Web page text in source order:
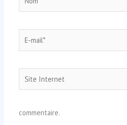
mail*
Internet
commentaire.